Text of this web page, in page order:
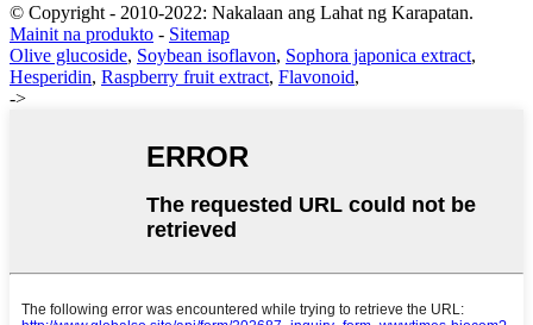
© Copyright - 2010-2022: Nakalaan ang Lahat ng Karapatan.
Mainit na produkto - Sitemap
Olive glucoside, Soybean isoflavon, Sophora japonica extract,
Hesperidin, Raspberry fruit extract, Flavonoid,
->